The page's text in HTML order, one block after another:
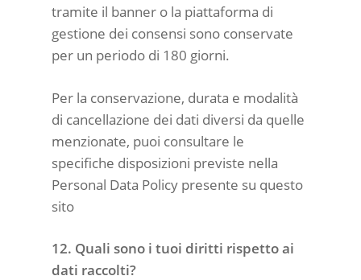
tramite il banner o la piattaforma di
gestione dei consensi sono conservate
per un periodo di 180 giorni.
Per la conservazione, durata e modalità
di cancellazione dei dati diversi da quelle
menzionate, puoi consultare le
specifiche disposizioni previste nella
Personal Data Policy presente su questo
sito
12. Quali sono i tuoi diritti rispetto ai
dati raccolti?